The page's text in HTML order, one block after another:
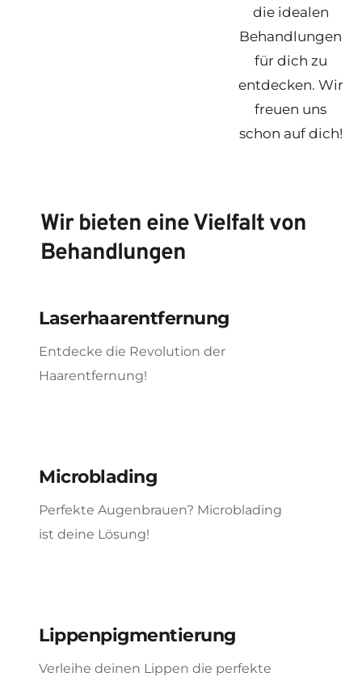
die idealen
Behandlungen
für dich zu
entdecken. Wir
freuen uns
schon auf dich!
Wir bieten eine Vielfalt von
Behandlungen
Laserhaarentfernung
Entdecke die Revolution der
Haarentfernung!
Microblading
Perfekte Augenbrauen? Microblading
ist deine Lösung!
Lippenpigmentierung
Verleihe deinen Lippen die perfekte